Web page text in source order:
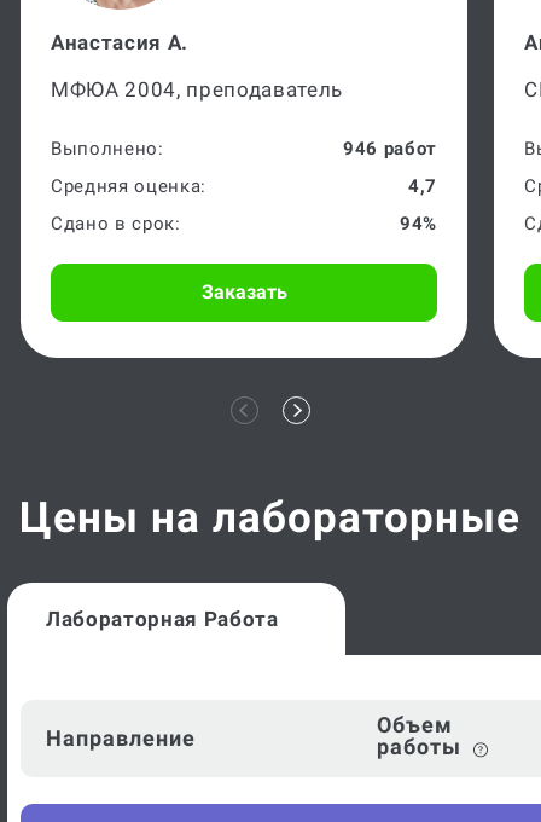
Анастасия А.
МФЮА 2004, преподаватель
Выполнено:
946 работ
Средняя оценка:
4,7
Сдано в срок:
94%
Заказать
Цены на лабораторные
Лабораторная Работа
Направление
Объем
работы